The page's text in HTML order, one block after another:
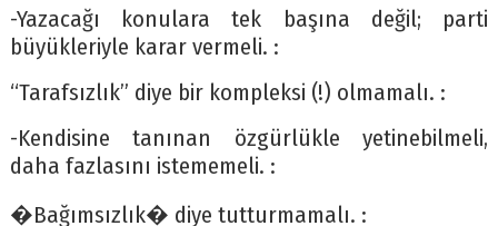
-Yazacağı konulara tek başına değil; parti
büyükleriyle karar vermeli. :
“Tarafsızlık” diye bir kompleksi (!) olmamalı. :
-Kendisine tanınan özgürlükle yetinebilmeli,
daha fazlasını istememeli. :
�Bağımsızlık� diye tutturmamalı. :